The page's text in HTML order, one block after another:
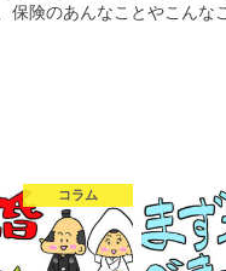
保険のあんなことやこんな
コラム